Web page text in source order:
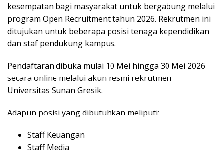
kesempatan bagi masyarakat untuk bergabung melalui
program Open Recruitment tahun 2026. Rekrutmen ini
ditujukan untuk beberapa posisi tenaga kependidikan
dan staf pendukung kampus.
Pendaftaran dibuka mulai 10 Mei hingga 30 Mei 2026
secara online melalui akun resmi rekrutmen
Universitas Sunan Gresik.
Adapun posisi yang dibutuhkan meliputi:
Staff Keuangan
Staff Media